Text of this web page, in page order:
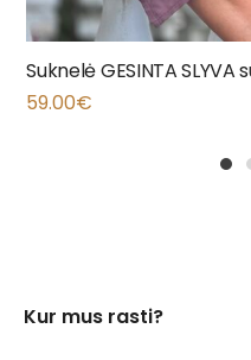
Suknelė GESINTA
59.00€
Kur mus rasti?